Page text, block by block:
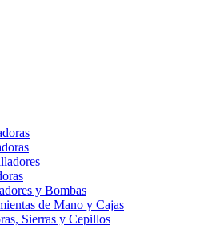
y Bombas
de Mano y Cajas
Sierras y Cepillos